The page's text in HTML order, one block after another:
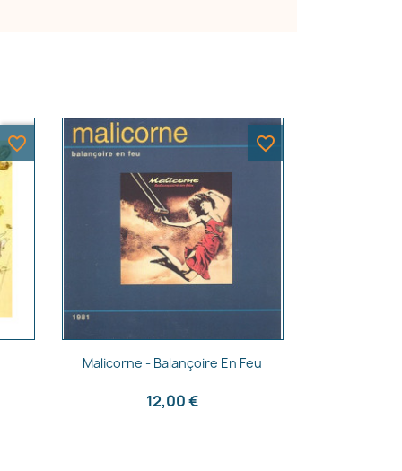
favorite_border
Aperçu rapide
Malicorne - Balançoire En Feu
12,00 €
favorite_border